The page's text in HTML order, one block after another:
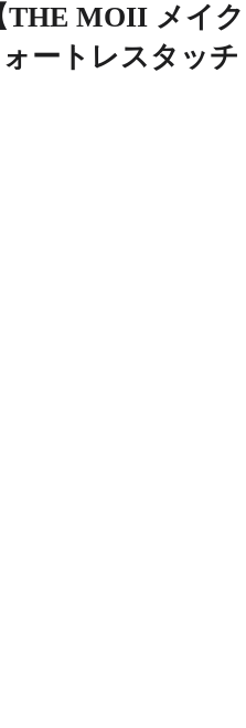
THE MOII メイク
ートレスタッチ